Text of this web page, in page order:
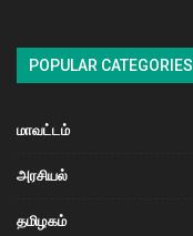
POPULAR CATEGORIES
மாவட்டம்
அரசியல்
தமிழகம்